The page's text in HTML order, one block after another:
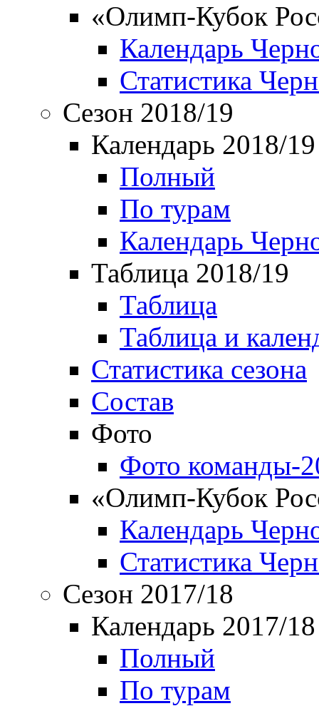
«Олимп-Кубок
Календарь
Статистика
Сезон 2018/19
Календарь 2018/19
Полный
По турам
Календарь
Таблица 2018/19
Таблица
Таблица и
Статистика сезона
Состав
Фото
Фото команды-
«Олимп-Кубок
Календарь
Статистика
Сезон 2017/18
Календарь 2017/18
Полный
По турам